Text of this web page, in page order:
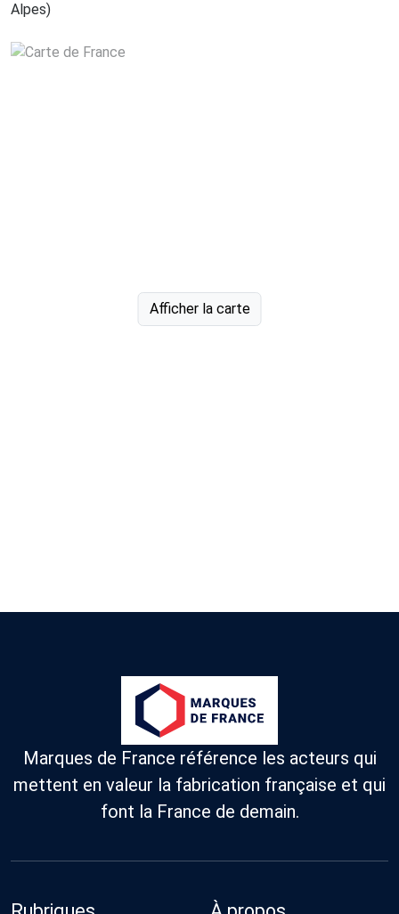
Alpes)
Afficher la carte
Marques de France référence les acteurs qui
mettent en valeur la fabrication française et qui
font la France de demain.